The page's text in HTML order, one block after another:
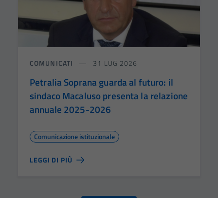
COMUNICATI 31 LUG 2026
Petralia Soprana guarda al futuro: il
sindaco Macaluso presenta la relazione
annuale 2025-2026
Comunicazione istituzionale
LEGGI DI PIÙ